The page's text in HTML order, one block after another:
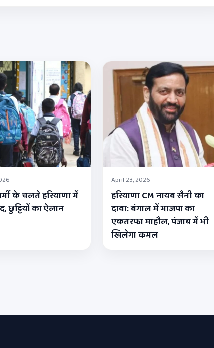
के चलते हरियाणा में
छुट्टियों का ऐलान
April 23, 2026
हरियाणा CM नायब सैनी का
दावा: बंगाल में भाजपा का
एकतरफा माहौल, पंजाब में भी
खिलेगा कमल